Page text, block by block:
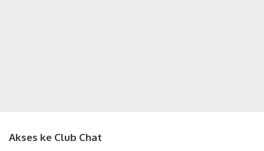
Akses ke Club Chat